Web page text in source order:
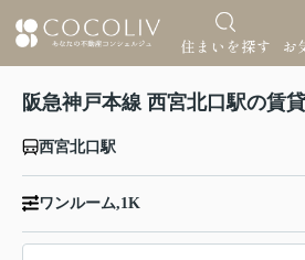
阪急神戸本線 西宮北口駅の賃
西宮北口駅
ワンルーム,1K